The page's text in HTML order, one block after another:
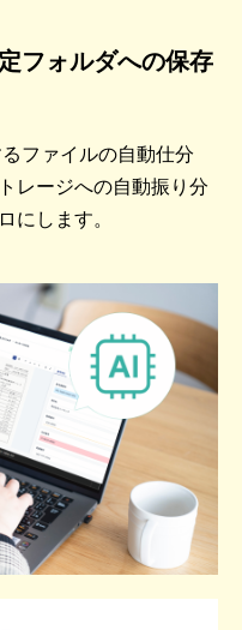
フォルダへの保存
ファイルの自動仕分
レージへの自動振り分
にします。